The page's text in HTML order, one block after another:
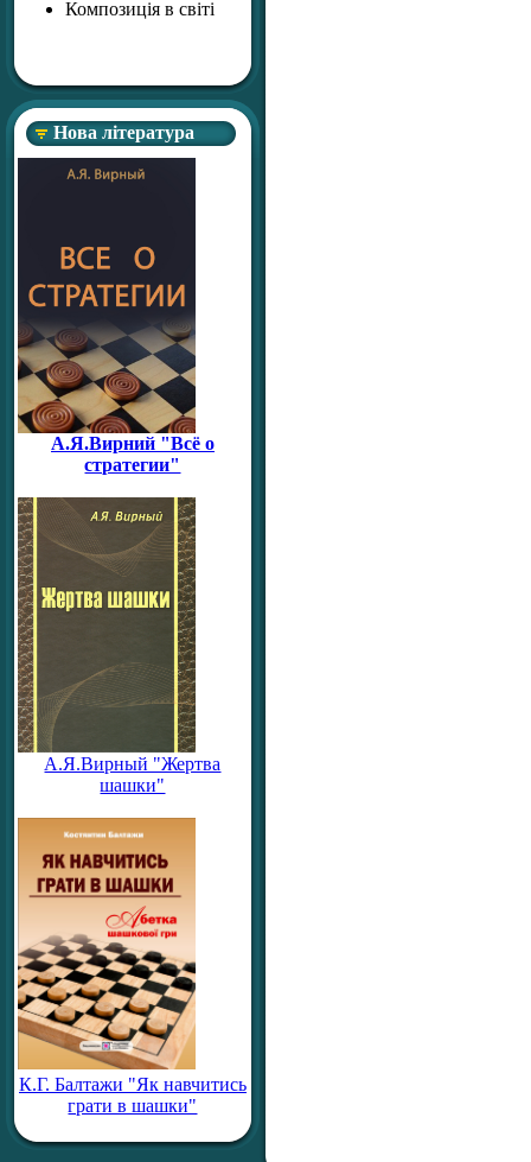
Композиція в світі
Нова література
А.Я.Вирний "Всё о
стратегии"
А.Я.Вирный "Жертва
шашки"
К.Г. Балтажи "Як навчитись
грати в шашки"